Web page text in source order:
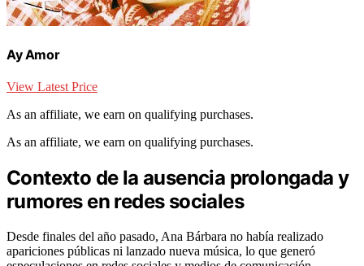
Ay Amor
View Latest Price
As an affiliate, we earn on qualifying purchases.
As an affiliate, we earn on qualifying purchases.
Contexto de la ausencia prolongada y
rumores en redes sociales
Desde finales del año pasado, Ana Bárbara no había realizado
apariciones públicas ni lanzado nueva música, lo que generó